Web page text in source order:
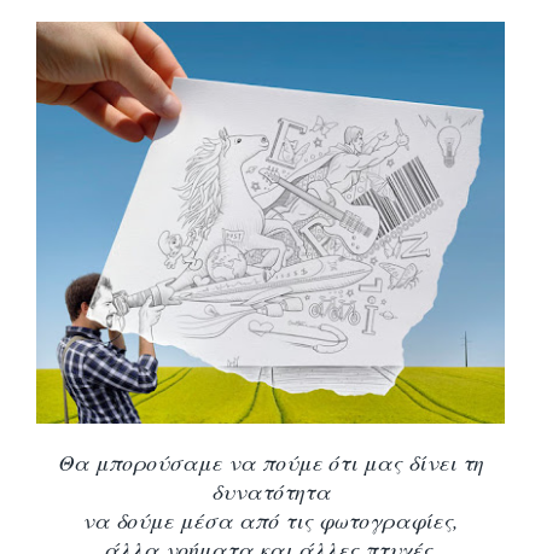
Θα μπορούσαμε να πούμε ότι μας δίνει τη
δυνατότητα
να δούμε μέσα από τις φωτογραφίες,